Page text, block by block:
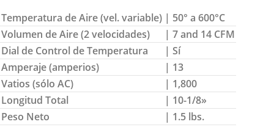
Temperatura de Aire (vel. variable) | 50° a 600°C
Volumen de Aire (2 velocidades)
| 7 and 14 CFM
Dial de Control de Temperatura
| Sí
Amperaje (amperios)
| 13
Vatios (sólo AC)
| 1,800
Longitud Total
| 10-1/8»
Peso Neto
| 1.5 lbs.